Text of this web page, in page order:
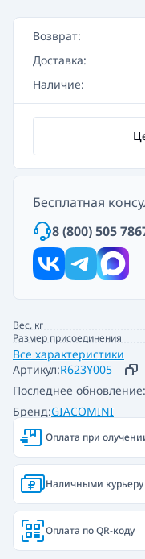
Артикул:R623Y005
Бренд:GIACOMINI
Последнее обновление:
Вес, кг
Размер присоединения
Все характеристики
Возврат:
Доставка:
Наличие:
Бесплатная
8 (800) 505
Оплата при
Наличными курьеру
Оплата по QR-коду